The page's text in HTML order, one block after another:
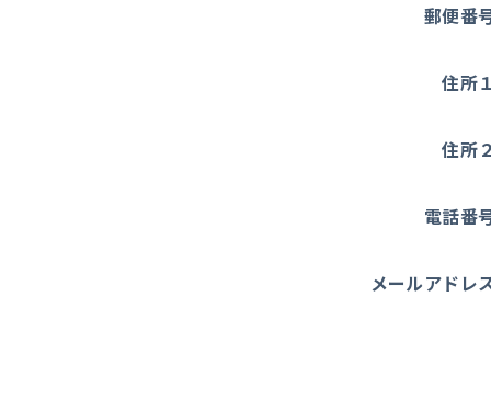
郵便番
住所
住所
電話番
メールアドレ